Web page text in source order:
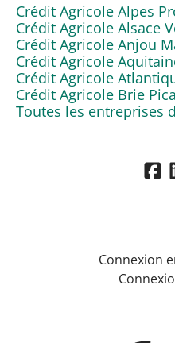
Crédit Agricole Alpes
Crédit Agricole Alsace
Crédit Agricole Anjou
Crédit Agricole
Crédit Agricole
Crédit Agricole Brie
Toutes les entreprises
Connexion